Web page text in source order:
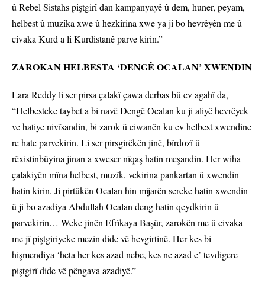
û Rebel Sistahs piştgirî dan kampanyayê û dem, huner, peyam,
helbest û muzîka xwe û hezkirina xwe ya ji bo hevrêyên me û
civaka Kurd a li Kurdistanê parve kirin.”
ZAROKAN HELBESTA ‘DENGÊ OCALAN’ XWENDIN
Lara Reddy li ser pirsa çalakî çawa derbas bû ev agahî da,
“Helbesteke taybet a bi navê Dengê Ocalan ku ji aliyê hevrêyek
ve hatiye nivîsandin, bi zarok û ciwanên ku ev helbest xwendine
re hate parvekirin. Li ser pirsgirêkên jinê, bîrdozî û
rêxistinbûyina jinan a xweser nîqaş hatin meşandin. Her wiha
çalakiyên mîna helbest, muzîk, vekirina pankartan û xwendin
hatin kirin. Ji pirtûkên Ocalan hin mijarên sereke hatin xwendin
û ji bo azadiya Abdullah Ocalan deng hatin qeydkirin û
parvekirin… Weke jinên Efrîkaya Başûr, zarokên me û civaka
me jî piştgiriyeke mezin dide vê hevgirtinê. Her kes bi
hişmendiya ‘heta her kes azad nebe, kes ne azad e’ tevdigere
piştgirî dide vê pêngava azadiyê.”